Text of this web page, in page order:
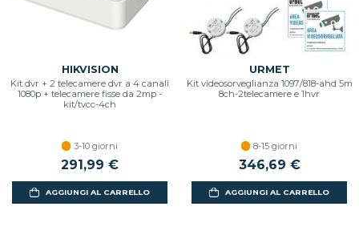
HIKVISION
Kit dvr + 2 telecamere dvr a 4 canali
1080p + telecamere fisse da 2mp -
kit/tvcc-4ch
3-10 giorni
291,99 €
AGGIUNGI AL CARRELLO
URMET
Kit videosorveglianza 1097/818-ahd 5m
8ch-2telecamere e 1hvr
8-15 giorni
346,69 €
AGGIUNGI AL CARRELLO